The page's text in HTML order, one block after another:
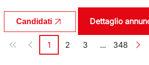
Candidati Dettaglio
Paginazione
Pagina
1 Pagina
2 Pagina
3 ... Pagina
348